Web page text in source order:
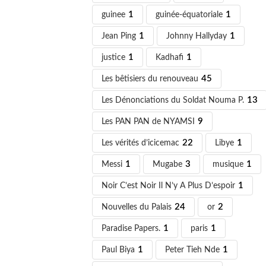
guinee 1 guinée-équatoriale 1
Jean Ping 1 Johnny Hallyday 1
justice 1 Kadhafi 1
Les bêtisiers du renouveau 45
Les Dénonciations du Soldat Nouma P. 13
Les PAN PAN de NYAMSI 9
Les vérités d’icicemac 22 Libye 1
Messi 1 Mugabe 3 musique 1
Noir C’est Noir Il N’y A Plus D’espoir 1
Nouvelles du Palais 24 or 2
Paradise Papers. 1 paris 1
Paul Biya 1 Peter Tieh Nde 1